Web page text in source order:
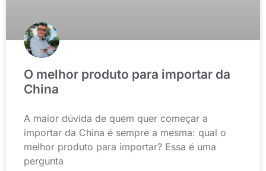
O melhor produto para importar da
China
A maior dúvida de quem quer começar a
importar da China é sempre a mesma: qual o
melhor produto para importar? Essa é uma
pergunta